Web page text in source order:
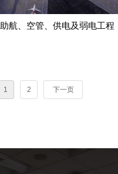
航、空管、供电及弱电工程
1 2 下一页